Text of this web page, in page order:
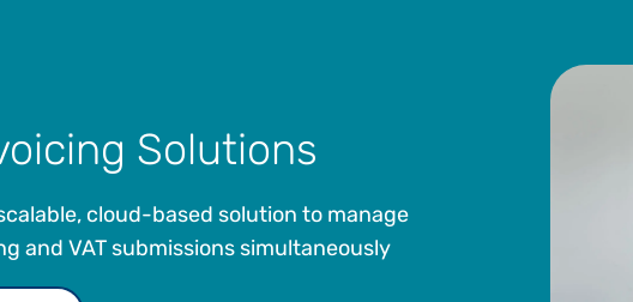
Solutions
cloud-based solution to manage
and VAT submissions simultaneously